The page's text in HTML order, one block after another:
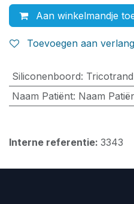
Aan winkelmandje
Toevoegen aan
Siliconenboord: Tricotrand
Naam Patiënt: Naam
Interne referentie: 3343